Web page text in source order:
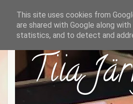
Tiia
This site uses cookies from
are shared with Google along
statistics, and to detect and